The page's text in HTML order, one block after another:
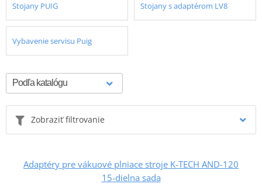
Stojany PUIG Stojany s adaptérom LV8
Vybavenie servisu Puig
Zobraziť filtrovanie
Adaptéry pre vákuové plniace stroje K-TECH AND-120
15-dielna sada